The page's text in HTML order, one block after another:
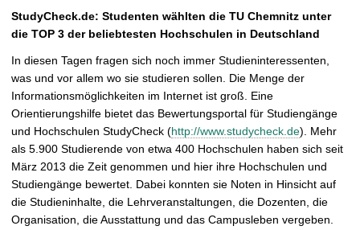
f
e
n
StudyCheck.de: Studenten wählten die TU Chemnitz unter
die TOP 3 der beliebtesten Hochschulen in Deutschland
In diesen Tagen fragen sich noch immer Studieninteressenten,
was und vor allem wo sie studieren sollen. Die Menge der
Informationsmöglichkeiten im Internet ist groß. Eine
Orientierungshilfe bietet das Bewertungsportal für Studiengänge
und Hochschulen StudyCheck (http://www.studycheck.de). Mehr
als 5.900 Studierende von etwa 400 Hochschulen haben sich seit
März 2013 die Zeit genommen und hier ihre Hochschulen und
Studiengänge bewertet. Dabei konnten sie Noten in Hinsicht auf
die Studieninhalte, die Lehrveranstaltungen, die Dozenten, die
Organisation, die Ausstattung und das Campusleben vergeben.